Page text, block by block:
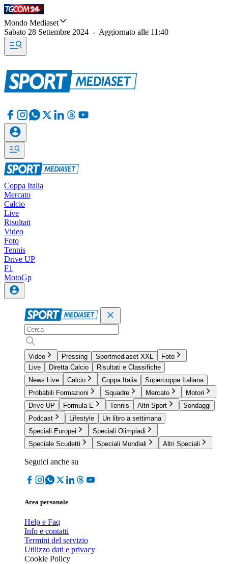
Mondo Mediaset
Sabato 28 Settembre 2024 - Aggiornato alle 11:40
Coppa Italia
Mercato
Calcio
Live
Risultati
Video
Foto
Tennis
Drive UP
F1
MotoGp
Video Pressing Sportmediaset XXL
Foto
Live
Diretta Calcio
Risultati e Classifiche
News Live
Calcio Coppa Italia
Supercoppa Italiana
Probabili Formazioni
Squadre Mercato
Motori
Drive UP
Formula E Tennis Altri Sport
Sondaggi
Podcast
Lifestyle
Un libro a settimana
Speciali Europei
Speciali Olimpiadi
Speciale Scudetti
Speciali Mondiali Altri Speciali
Seguici anche su
Area personale
Help e Faq
Info e contatti
Termini del servizio
Utilizzo dati e privacy
Cookie Policy